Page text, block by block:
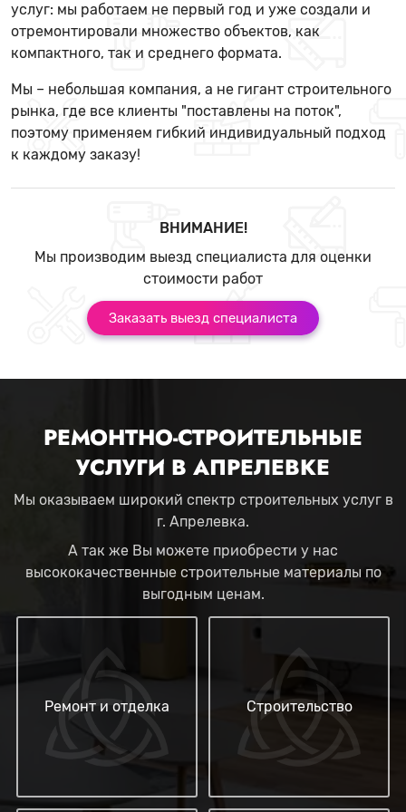
услуг: мы работаем не первый год и уже создали и
отремонтировали множество объектов, как
компактного, так и среднего формата.
Мы – небольшая компания, а не гигант строительного
рынка, где все клиенты "поставлены на поток",
поэтому применяем гибкий индивидуальный подход
к каждому заказу!
ВНИМАНИЕ!
Мы производим выезд специалиста для оценки
стоимости работ
Заказать выезд специалиста
РЕМОНТНО-СТРОИТЕЛЬНЫЕ
УСЛУГИ В АПРЕЛЕВКЕ
Мы оказываем широкий спектр строительных услуг в
г. Апрелевка.
А так же Вы можете приобрести у нас
высококачественные строительные материалы по
выгодным ценам.
Ремонт и отделка Строительство